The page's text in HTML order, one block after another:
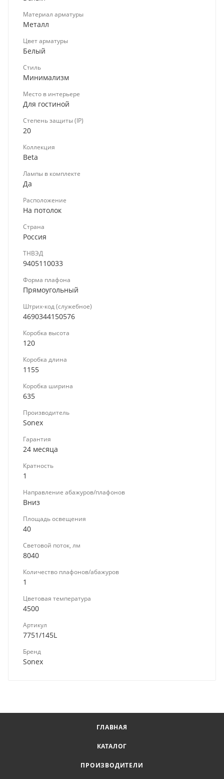
Материал арматуры
Металл
Цвет арматуры
Белый
Стиль
Минимализм
Место в интерьере
Для гостиной
Степень защиты (IP)
20
Коллекция
Beta
Лампы в комплекте
Да
Расположение
На потолок
Страна
Россия
ТНВЭД
9405110033
Форма плафона
Прямоугольный
Штрих-код (служебное)
4690344150576
Коробка высота
120
Коробка длина
1155
Коробка ширина
635
Производитель
Sonex
Гарантия
24 месяца
Кратность
1
Направление абажуров/плафонов
Вниз
Площадь освещения
40
Световой поток, лм
8040
Количество плафонов/абажуров
1
Цветовая температура
4500
Артикул
7751/145L
Бренд
Sonex
ГЛАВНАЯ
КАТАЛОГ
ПРОИЗВОДИТЕЛИ